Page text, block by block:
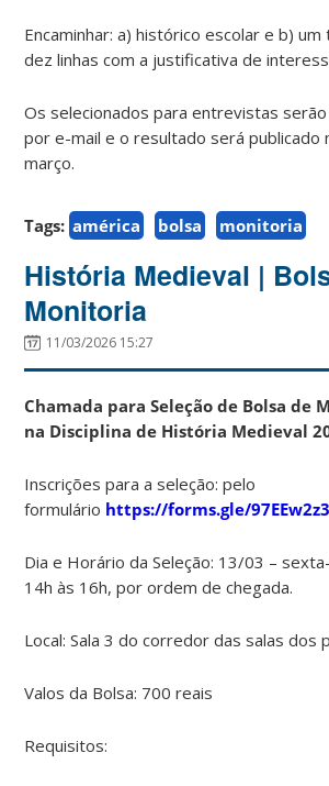
Encaminhar: a) histórico escolar e b)
dez linhas com a justificativa de
Os selecionados para entrevistas
por e-mail e o resultado será publicado
março.
Tags: américa bolsa monitoria
História Medieval |
Monitoria
11/03/2026 15:27
Chamada para Seleção de Bolsa de
na Disciplina de História Medieval
Inscrições para a seleção: pelo
formulário https://forms.gle/
Dia e Horário da Seleção: 13/03 –
14h às 16h, por ordem de chegada.
Local: Sala 3 do corredor das salas dos
Valos da Bolsa: 700 reais
Requisitos: